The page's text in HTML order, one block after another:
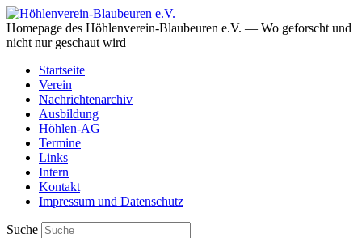
Homepage des Höhlenverein-Blaubeuren e.V. — Wo geforscht und
nicht nur geschaut wird
Startseite
Verein
Nachrichtenarchiv
Ausbildung
Höhlen-AG
Termine
Links
Intern
Kontakt
Impressum und Datenschutz
Suche